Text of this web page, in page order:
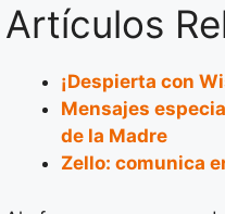
Artículos
¡Despierta con
Mensajes
de la Madre
Zello: comunica